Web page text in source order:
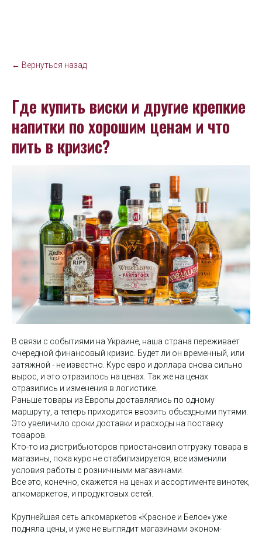
← Вернуться назад
Где купить виски и другие крепкие
напитки по хорошим ценам и что
пить в кризис?
В связи с событиями на Украине, наша страна переживает
очередной финансовый кризис. Будет ли он временный, или
затяжной - не известно. Курс евро и доллара снова сильно
вырос, и это отразилось на ценах. Так же на ценах
отразились и изменения в логистике.
Раньше товары из Европы доставлялись по одному
маршруту, а теперь приходится ввозить объездными путями.
Это увеличило сроки доставки и расходы на поставку
товаров.
Кто-то из дистрибьюторов приостановил отгрузку товара в
магазины, пока курс не стабилизируется, все изменили
условия работы с розничными магазинами.
Все это, конечно, скажется на ценах и ассортименте винотек,
алкомаркетов, и продуктовых сетей.
Крупнейшая сеть алкомаркетов «Красное и Белое» уже
подняла цены, и уже не выглядит магазинами эконом-